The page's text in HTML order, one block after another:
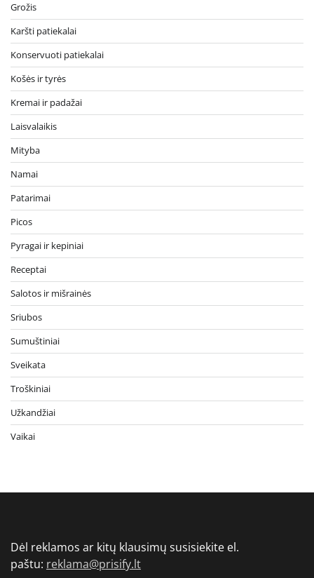
Grožis
Karšti patiekalai
Konservuoti patiekalai
Košės ir tyrės
Kremai ir padažai
Laisvalaikis
Mityba
Namai
Patarimai
Picos
Pyragai ir kepiniai
Receptai
Salotos ir mišrainės
Sriubos
Sumuštiniai
Sveikata
Troškiniai
Užkandžiai
Vaikai
Dėl reklamos ar kitų klausimų susisiekite el.
paštu: reklama@prisify.lt